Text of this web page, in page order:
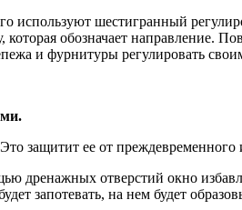
используют шестигранный
обозначает направление.
и фурнитуры регулировать
ее от преждевременного
дренажных отверстий окно
запотевать, на нем будет